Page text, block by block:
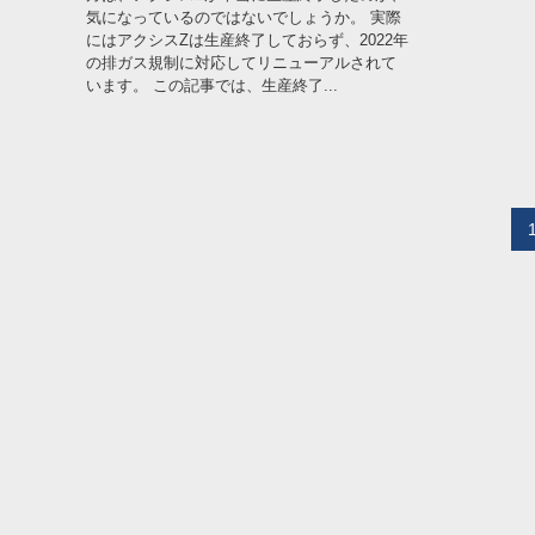
気になっているのではないでしょうか。 実際
にはアクシスZは生産終了しておらず、2022年
の排ガス規制に対応してリニューアルされて
います。 この記事では、生産終了...
1